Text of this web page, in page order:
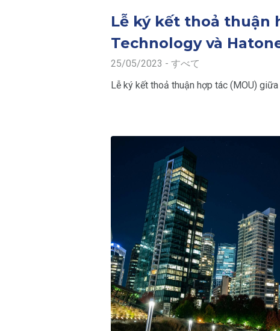
Lễ ký kết thoả thuận
Technology và
25/05/2023 - すべて
Lễ ký kết thoả thuận hợp tác (MOU)